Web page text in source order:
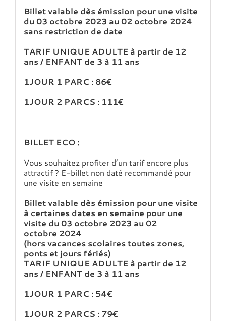
Billet valable dès émission pour une visite
du 03 octobre 2023 au 02 octobre 2024
sans restriction de date
TARIF UNIQUE ADULTE à partir de 12
ans / ENFANT de 3 à 11 ans
1JOUR 1 PARC : 86€
1JOUR 2 PARCS : 111€
BILLET ECO :
Vous souhaitez profiter d’un tarif encore plus
attractif ? E-billet non daté recommandé pour
une visite en semaine
Billet valable dès émission pour une visite
à certaines dates en semaine pour une
visite du 03 octobre 2023 au 02
octobre 2024
(hors vacances scolaires toutes zones,
ponts et jours fériés)
TARIF UNIQUE ADULTE à partir de 12
ans / ENFANT de 3 à 11 ans
1JOUR 1 PARC : 54€
1JOUR 2 PARCS : 79€